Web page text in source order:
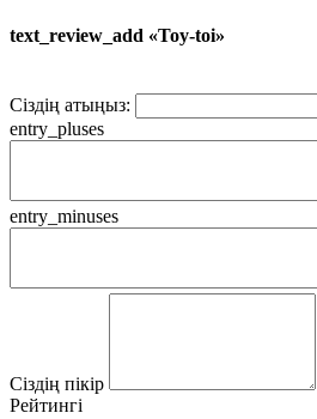
text_review_add «Toy-toi»
Сіздің атыңыз:
entry_pluses
entry_minuses
Сіздің пікір
Рейтингі